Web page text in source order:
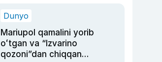
Dunyo
Mariupol qamalini yorib
oʻtgan va “Izvarino
qozoni”dan chiqqan